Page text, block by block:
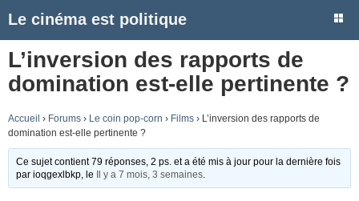
Le cinéma est politique
L’inversion des rapports de
domination est-elle pertinente ?
Accueil › Forums › Le coin pop-corn › Films › L’inversion des rapports de
domination est-elle pertinente ?
Ce sujet contient 79 réponses, 2 ps. et a été mis à jour pour la dernière fois
parioqgexlbkp , le Il y a 7 mois, 3 semaines